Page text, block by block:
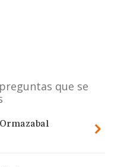
que se